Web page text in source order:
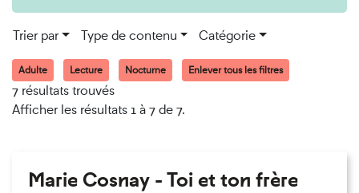
Trier par Type de contenu Catégorie
Adulte Lecture Nocturne Enlever tous les filtres
7 résultats trouvés
Afficher les résultats 1 à 7 de 7.
Marie Cosnay - Toi et ton frère